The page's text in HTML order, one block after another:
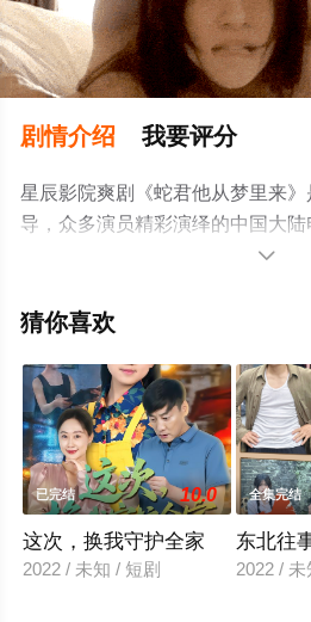
剧情介绍 我要评分
星辰影院爽剧《蛇君他从梦里来
导，众多演员精彩演绎的中国大
揭晓（全集完结），手机免费观
剧、电视猫或剧情网等平台了解。

猜你喜欢
已完结 10.0
这次，换我守护全家
2022 / 未知 / 短剧
全集完结
东北往
2022 / 未